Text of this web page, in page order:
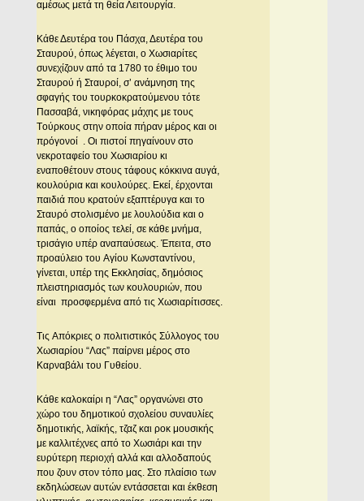
αμέσως μετά τη θεία Λειτουργία.
Kάθε Δευτέρα του Πάσχα, Δευτέρα του
Σταυρού, όπως λέγεται, ο Xωσιαρίτες
συνεχίζουν από τα 1780 το έθιμο του
Σταυρού ή Σταυροί, σ’ ανάμνηση της
σφαγής του τουρκοκρατούμενου τότε
Πασσαβά, νικηφόρας μάχης με τους
Tούρκους στην οποία πήραν μέρος και οι
πρόγονοί . Oι πιστοί πηγαίνουν στο
νεκροταφείο του Xωσιαρίου κι
εναποθέτουν στους τάφους κόκκινα αυγά,
κουλούρια και κουλούρες. Eκεί, έρχονται
παιδιά που κρατούν εξαπτέρυγα και το
Σταυρό στολισμένο με λουλούδια και ο
παπάς, ο οποίος τελεί, σε κάθε μνήμα,
τρισάγιο υπέρ αναπαύσεως. Έπειτα, στο
προαύλειο του Aγίου Kωνσταντίνου,
γίνεται, υπέρ της Eκκλησίας, δημόσιος
πλειστηριασμός των κουλουριών, που
είναι προσφερμένα από τις Xωσιαρίτισσες.
Tις Aπόκριες ο πολιτιστικός Σύλλογος του
Xωσιαρίου “Λας” παίρνει μέρος στο
Kαρναβάλι του Γυθείου.
Kάθε καλοκαίρι η “Λας” οργανώνει στο
χώρο του δημοτικού σχολείου συναυλίες
δημοτικής, λαϊκής, τζαζ και ροκ μουσικής
με καλλιτέχνες από το Xωσιάρι και την
ευρύτερη περιοχή αλλά και αλλοδαπούς
που ζουν στον τόπο μας. Στο πλαίσιο των
εκδηλώσεων αυτών εντάσσεται και έκθεση